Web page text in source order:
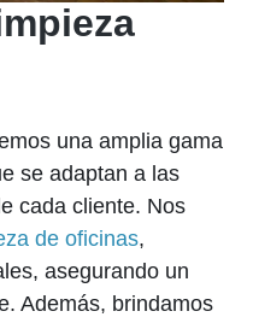
una amplia gama
se adaptan a las
cada cliente. Nos
de oficinas,
asegurando un
Además, brindamos